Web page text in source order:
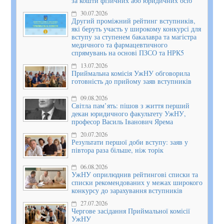
30.07.2026
Другий проміжний рейтинг вступників,
які беруть участь у широкому конкурсі для
вступу за ступенем бакалавра та магістра
медичного та фармацевтичного
спрямувань на основі ПЗСО та НРК5
13.07.2026
Приймальна комісія УжНУ обговорила
готовність до прийому заяв вступників
09.08.2026
Світла пам’ять: пішов з життя перший
декан юридичного факультету УжНУ,
професор Василь Іванович Ярема
20.07.2026
Результати першої доби вступу: заяв у
півтора раза більше, ніж торік
06.08.2026
УжНУ оприлюднив рейтингові списки та
списки рекомендованих у межах широкого
конкурсу до зарахування вступників
27.07.2026
Чергове засідання Приймальної комісії
УжНУ